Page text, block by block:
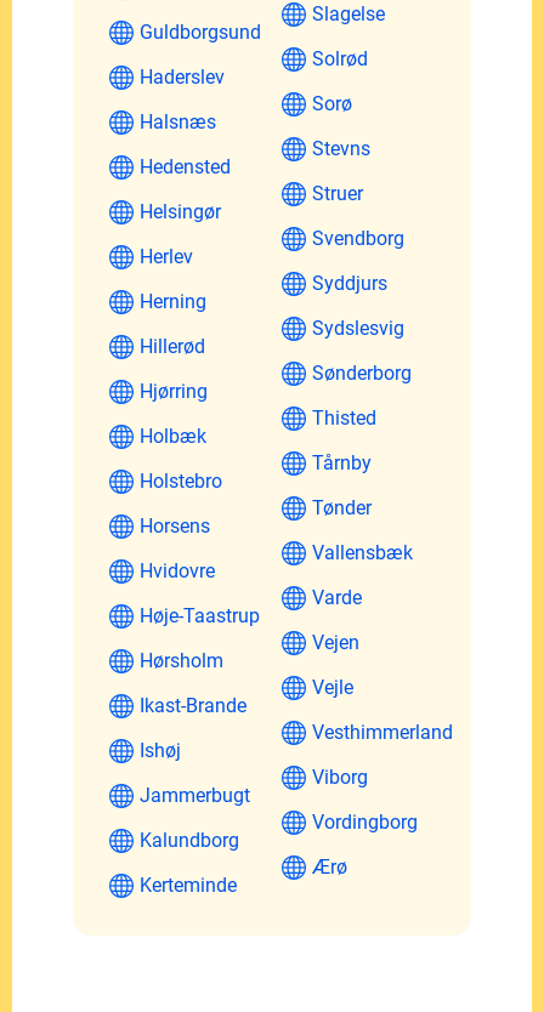
Guldborgsund
Haderslev
Halsnæs
Hedensted
Helsingør
Herlev
Herning
Hillerød
Hjørring
Holbæk
Holstebro
Horsens
Hvidovre
Høje-Taastrup
Hørsholm
Ikast-Brande
Ishøj
Jammerbugt
Kalundborg
Kerteminde
Slagelse
Solrød
Sorø
Stevns
Struer
Svendborg
Syddjurs
Sydslesvig
Sønderborg
Thisted
Tårnby
Tønder
Vallensbæk
Varde
Vejen
Vejle
Vesthimmerland
Viborg
Vordingborg
Ærø